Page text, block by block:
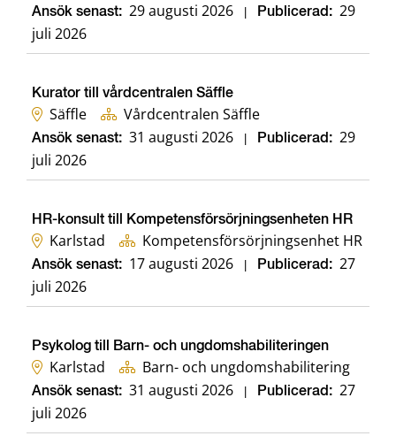
Ansök senast: 29 augusti 2026 Publicerad: 29
juli 2026
Kurator till vårdcentralen Säffle
Säffle Vårdcentralen Säffle
Ansök senast: 31 augusti 2026 Publicerad: 29
juli 2026
HR-konsult till Kompetensförsörjningsenheten HR
Karlstad Kompetensförsörjningsenhet HR
Ansök senast: 17 augusti 2026 Publicerad: 27
juli 2026
Psykolog till Barn- och ungdomshabiliteringen
Karlstad Barn- och ungdomshabilitering
Ansök senast: 31 augusti 2026 Publicerad: 27
juli 2026